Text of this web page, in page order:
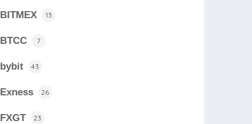
BITMEX 13
BTCC 7
bybit 43
Exness 26
FXGT 23